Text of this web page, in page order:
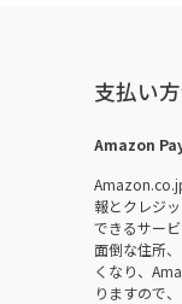
支払い
Amazon
報とクレジ
できるサービ
面倒な住所
くなり、
りますので